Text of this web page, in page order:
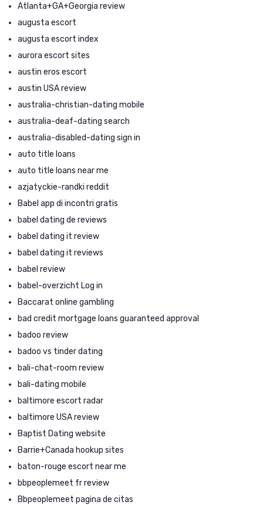
Atlanta+GA+Georgia review
augusta escort
augusta escort index
aurora escort sites
austin eros escort
austin USA review
australia-christian-dating mobile
australia-deaf-dating search
australia-disabled-dating sign in
auto title loans
auto title loans near me
azjatyckie-randki reddit
Babel app di incontri gratis
babel dating de reviews
babel dating it review
babel dating it reviews
babel review
babel-overzicht Log in
Baccarat online gambling
bad credit mortgage loans guaranteed approval
badoo review
badoo vs tinder dating
bali-chat-room review
bali-dating mobile
baltimore escort radar
baltimore USA review
Baptist Dating website
Barrie+Canada hookup sites
baton-rouge escort near me
bbpeoplemeet fr review
Bbpeoplemeet pagina de citas